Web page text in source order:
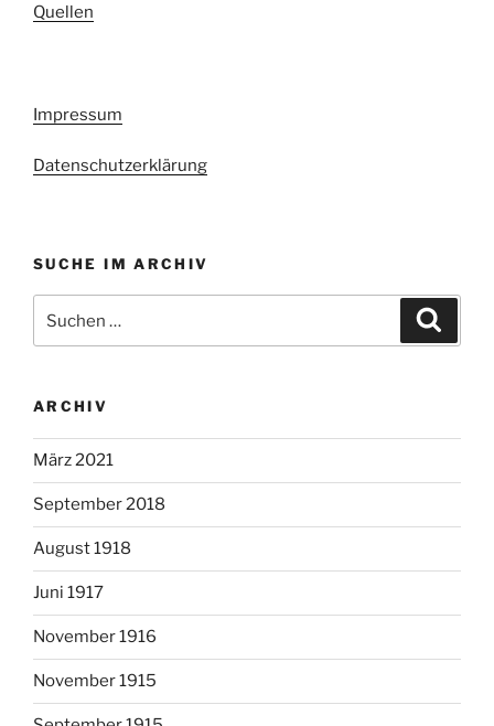
Quellen
Impressum
Datenschutzerklärung
SUCHE IM ARCHIV
nach:
ARCHIV
März 2021
September 2018
August 1918
Juni 1917
November 1916
November 1915